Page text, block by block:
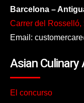
Barcelona –
Carrer del
Email:
Asian
El concurso